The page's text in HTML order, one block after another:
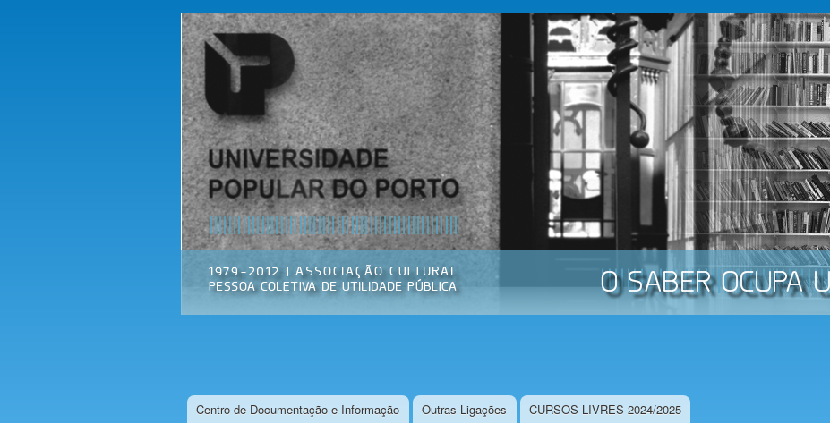
Passar
para o
conteúdo
principal
Universidade
Popular do
Porto
Associação
Cultural
Menu principal
Centro de Documentação e Informação Outras Ligações CURSOS LIVRES 2024/2025